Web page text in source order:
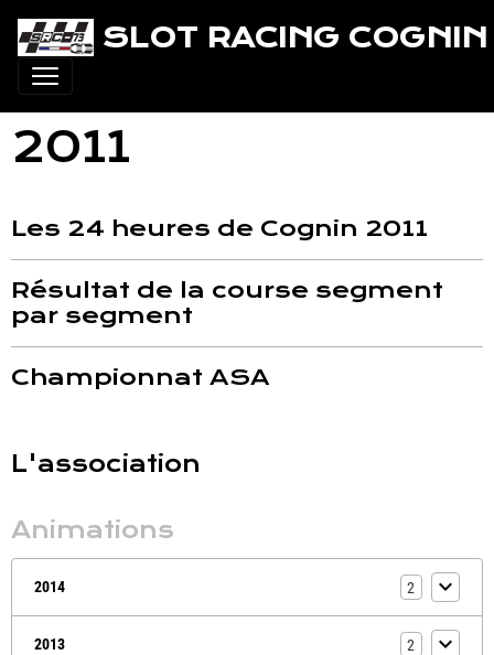
SLOT RACING
2011
Les 24 heures de Cognin 2011
Résultat de la course segment
par segment
Championnat ASA
L'association
Animations
2014 2
2013 2